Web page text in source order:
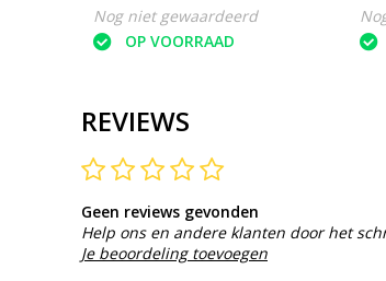
Nog niet gewaardeerd
OP VOORRAAD
REVIEWS
Geen reviews gevonden
Help ons en andere klanten door het
Je beoordeling toevoegen